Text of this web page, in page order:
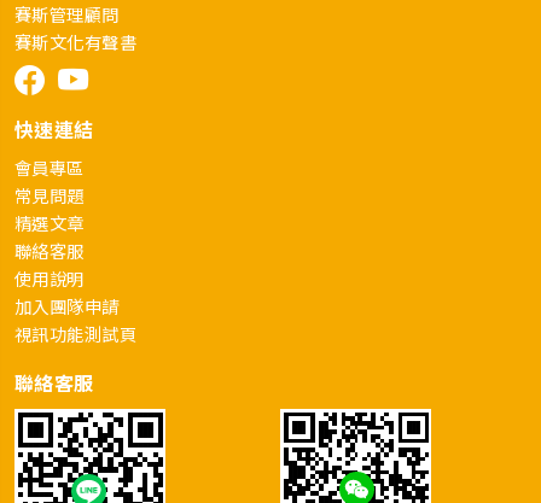
賽斯管理顧問
賽斯文化有聲書
快速連結
會員專區
常見問題
精選文章
聯絡客服
使用說明
加入團隊申請
視訊功能測試頁
聯絡客服